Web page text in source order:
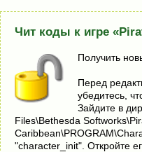
Чит коды к игре
Получить
Перед
убедитесь,
Зайдите в
Files\Bethesda
"character_init". Откройте